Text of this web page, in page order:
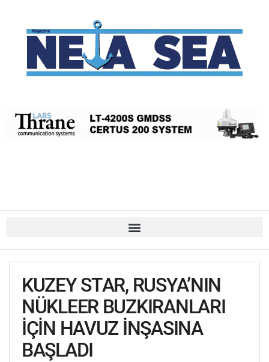
KUZEY STAR, RUSYA’NIN
NÜKLEER BUZKIRANLARI
İÇİN HAVUZ İNŞASINA
BAŞLADI